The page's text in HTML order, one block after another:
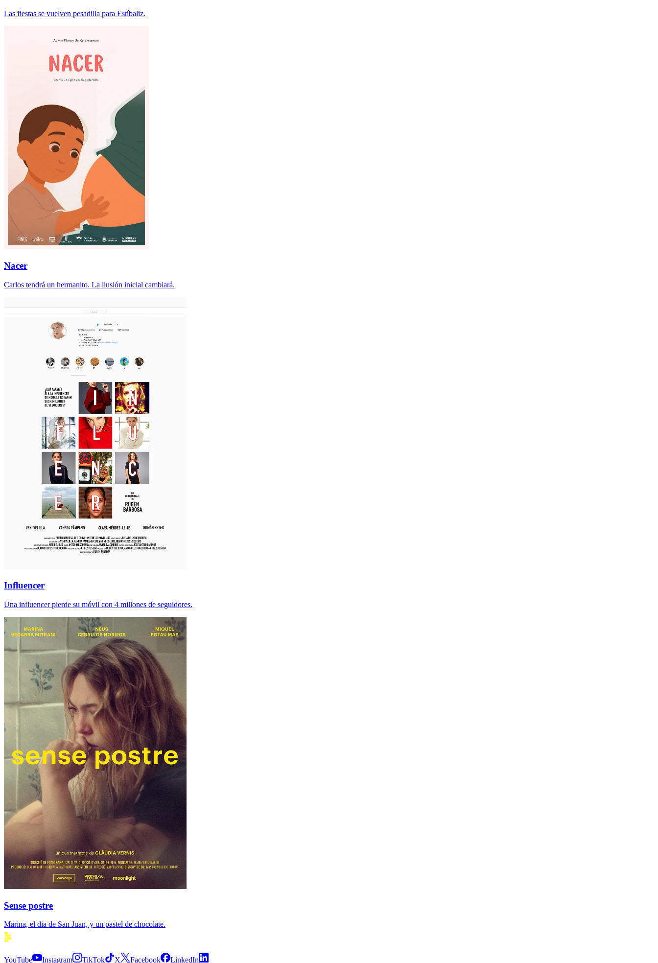
Las fiestas se vuelven pesadilla para Estíbaliz.
Nacer
Carlos tendrá un hermanito. La ilusión inicial cambiará.
Influencer
Una influencer pierde su móvil con 4 millones de seguidores.
Sense postre
Marina, el dia de San Juan, y un pastel de chocolate.
YouTube
Instagram TikTok X Facebook LinkedIn